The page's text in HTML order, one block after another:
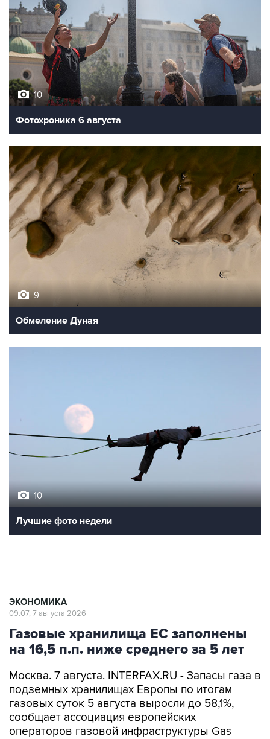
10
Фотохроника 6 августа
9
Обмеление Дуная
10
Лучшие фото недели
ЭКОНОМИКА
09:07, 7 августа 2026
Газовые хранилища ЕС заполнены
на 16,5 п.п. ниже среднего за 5 лет
Москва. 7 августа. INTERFAX.RU - Запасы газа в
подземных хранилищах Европы по итогам
газовых суток 5 августа выросли до 58,1%,
сообщает ассоциация европейских
операторов газовой инфраструктуры Gas